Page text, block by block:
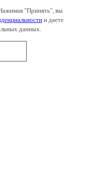
"Принять", вы
и даете
данных.